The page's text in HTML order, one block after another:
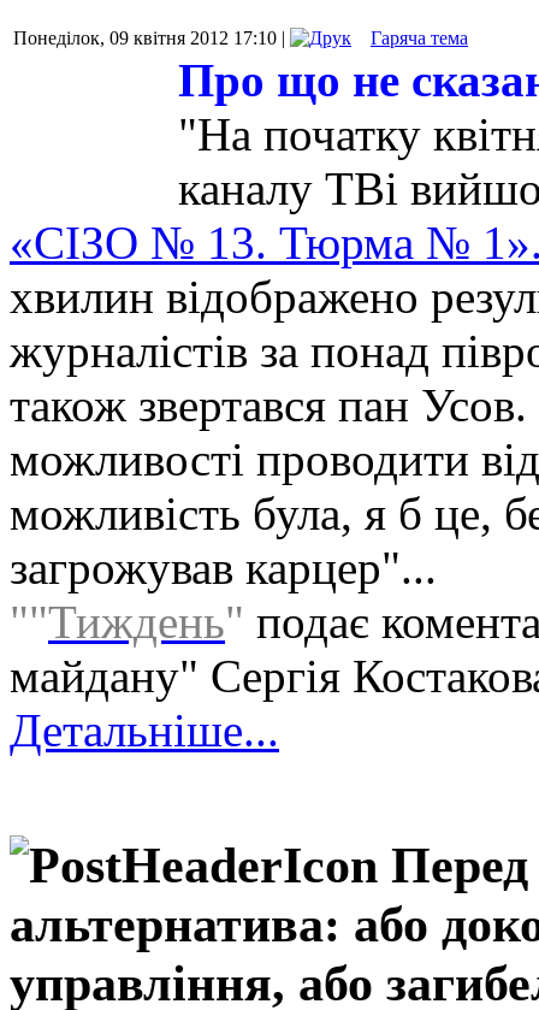
Понеділок, 09 квітня 2012 17:10 | Гаряча тема
Про що не
"На початку
каналу ТВі
«СІЗО № 13. Тюрма №
хвилин відображено
журналістів за понад
також звертався пан
можливості проводити
можливість була, я б це,
загрожував карцер"...
""Тиждень" подає
майдану" Сергія
Детальніше...
Перед
альтернатива: або
управління, або